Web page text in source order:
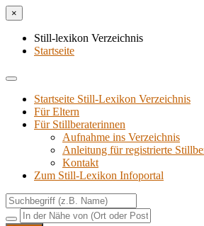
×
Still-lexikon Verzeichnis
Startseite
Startseite Still-Lexikon Verzeichnis
Für Eltern
Für Stillberaterinnen
Aufnahme ins Verzeichnis
Anlei­tung für regis­trier­te
Kon­takt
Zum Still-Lexikon Infoportal